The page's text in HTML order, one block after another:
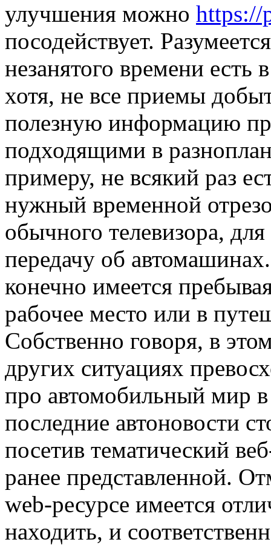
улучшения можно https://
посодействует.
незанятого времени есть
хотя, не все приемы
полезную информацию
подходящими в
примеру, не всякий раз
нужный временной
обычного телевизора,
передачу об
конечно имеется
рабочее место или в
Собственно говоря, в
других ситуациях
про автомобильный мир
последние автоновости
посетив тематический
ранее представленной.
web-ресурсе имеется
находить, и